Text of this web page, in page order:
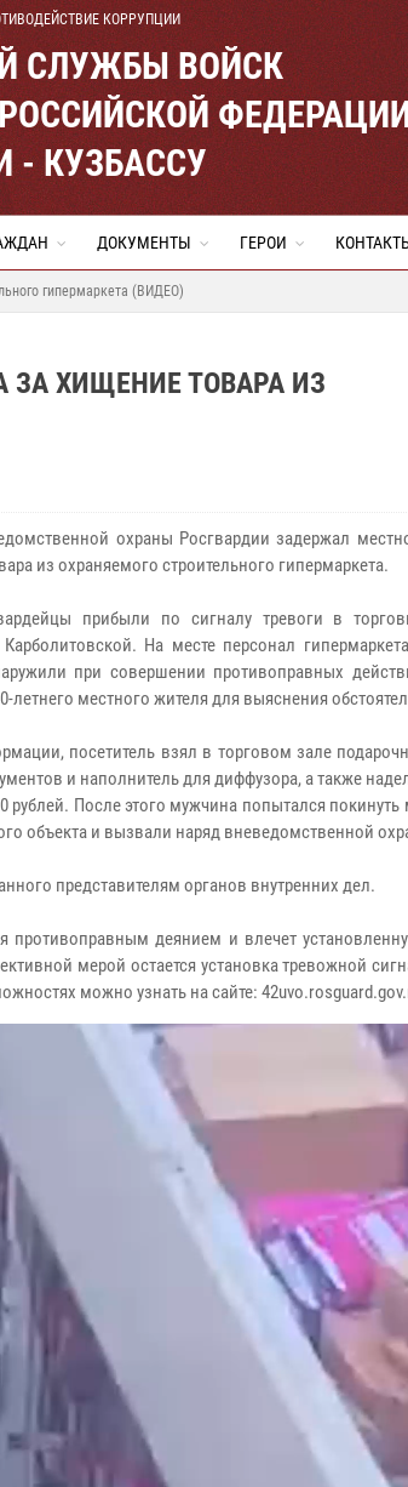
КОРРУПЦИИ
СЛУЖБЫ ВОЙСК
- КУЗБАССУ
ДОКУМЕНТЫ ГЕРОИ
гипермаркета (ВИДЕО)
ХИЩЕНИЕ ТОВАРА ИЗ
охраны Росгвардии задержал
из охраняемого строительного гипермаркета.
прибыли по сигналу тревоги в
На месте персонал
при совершении противоправных
летнего местного жителя для выяснения
посетитель взял в торговом зале
и наполнитель для диффузора, а также
рублей. После этого мужчина попытался покинуть
объекта и вызвали наряд вневедомственной
представителям органов внутренних дел.
противоправным деянием и влечет
мерой остается установка тревожной
можно узнать на сайте: